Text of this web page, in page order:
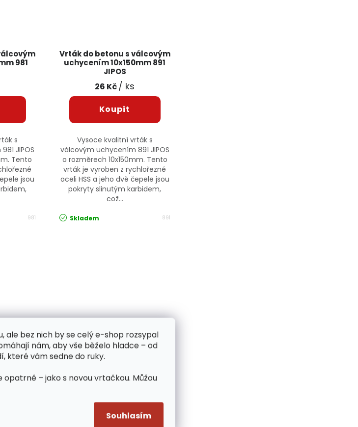
ale bez nich by se celý e-shop rozsypal
nám, aby vše běželo hladce – od
které vám sedne do ruky.
opatrně – jako s novou vrtačkou. Můžou
Souhlasím
981
s
JIPOS
Tento
jsou
981
Vrták do betonu s válcovým
uchycením 10x150mm 891
JIPOS
26 Kč/ ks
Vysoce kvalitní vrták s
válcovým uchycením 891 JIPOS
o rozměrech 10x150mm. Tento
vrták je vyroben z rychlořezné
oceli HSS a jeho dvě čepele jsou
pokryty slinutým karbidem,
což...
Skladem 891